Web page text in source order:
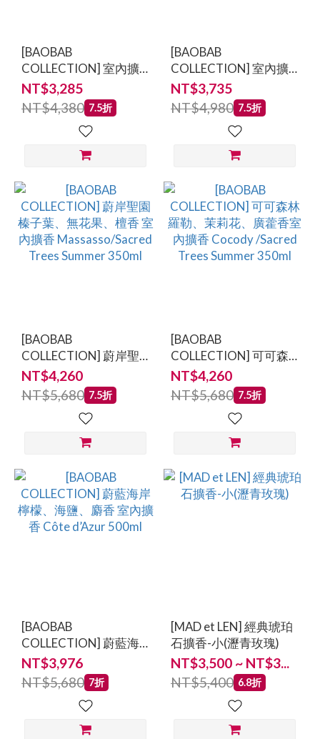
~
[BAOBAB
COLLECTION] 室內擴
香 Cuir de Russie 俄羅
斯皮革 500ml
NT$3,285
NT$4,380 7.5折
[BAOBAB
COLLECTION] 室內擴
香 Black Pearls 黑珍珠
500ml
NT$3,735
NT$4,980 7.5折
[BAOBAB
COLLECTION] 蔚岸聖
園 榛子葉、無花果、檀
香 室內擴香
Massasso/Sacred Trees
Summer 350ml
NT$4,260
NT$5,680 7.5折
[BAOBAB
COLLECTION] 可可森
林 羅勒、茉莉花、廣藿
香室內擴香 Cocody
/Sacred Trees Summer
NT$4,260
NT$5,680 7.5折
[BAOBAB
COLLECTION] 蔚藍海
岸 檸檬、海鹽、麝香 室
內擴香 Côte d’Azur
500ml
NT$3,976
NT$5,680 7折
[MAD et LEN] 經典琥珀
石擴香-小(瀝青玫瑰)
NT$3,500 ~ NT$3...
NT$5,400 6.8折